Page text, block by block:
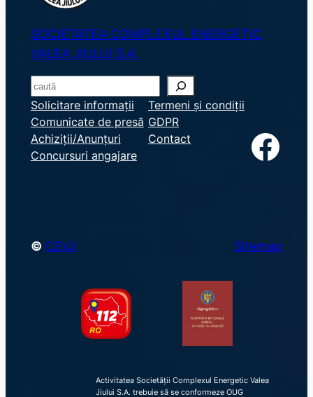
SOCIETATEA COMPLEXUL ENERGETIC
VALEA JIULUI S.A.
S
e
a
r
c
Solicitare informații
Comunicate de presă
Achiziții/Anunțuri
Concursuri angajare
Termeni și condiții
GDPR
Contact
Facebook
© CEVJ Sitemap
Activitatea Societății Complexul Energetic Valea
Jiului S.A. trebuie să se conformeze OUG